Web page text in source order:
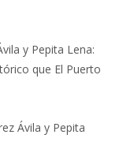
y Pepita Lena:
que El Puerto
Ávila y Pepita